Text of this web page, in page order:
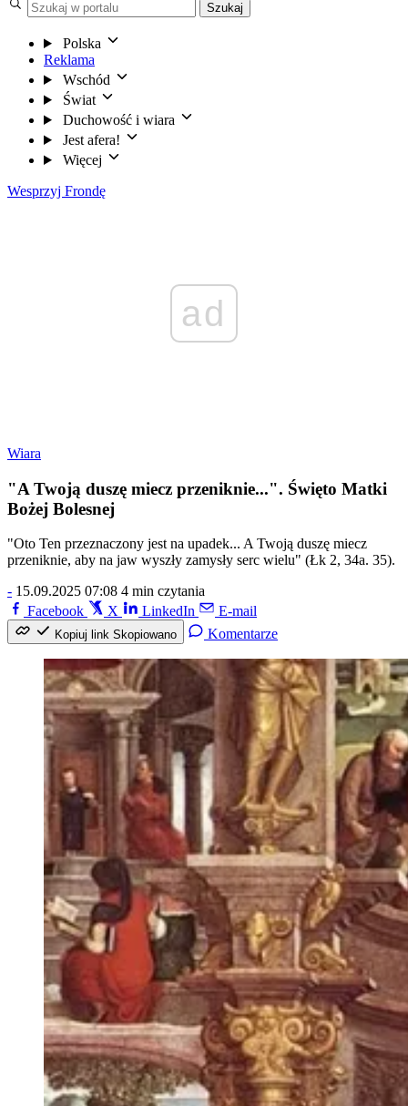
Szukaj
Polska
Reklama
Wschód
Świat
Duchowość i wiara
Jest afera!
Więcej
Wesprzyj Frondę
ad
Wiara
"A Twoją duszę miecz przeniknie...". Święto Matki
Bożej Bolesnej
"Oto Ten przeznaczony jest na upadek... A Twoją duszę miecz
przeniknie, aby na jaw wyszły zamysły serc wielu" (Łk 2, 34a. 35).
- 15.09.2025 07:08 4 min czytania
Facebook
X LinkedIn E-mail
Kopiuj link Skopiowano Komentarze